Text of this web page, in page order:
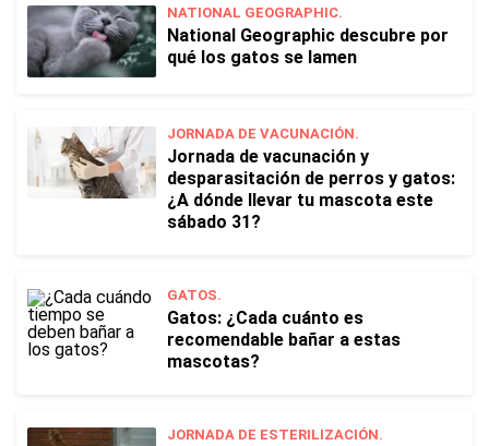
NATIONAL GEOGRAPHIC.
National Geographic descubre por
qué los gatos se lamen
JORNADA DE VACUNACIÓN.
Jornada de vacunación y
desparasitación de perros y gatos:
¿A dónde llevar tu mascota este
sábado 31?
GATOS.
Gatos: ¿Cada cuánto es
recomendable bañar a estas
mascotas?
JORNADA DE ESTERILIZACIÓN.